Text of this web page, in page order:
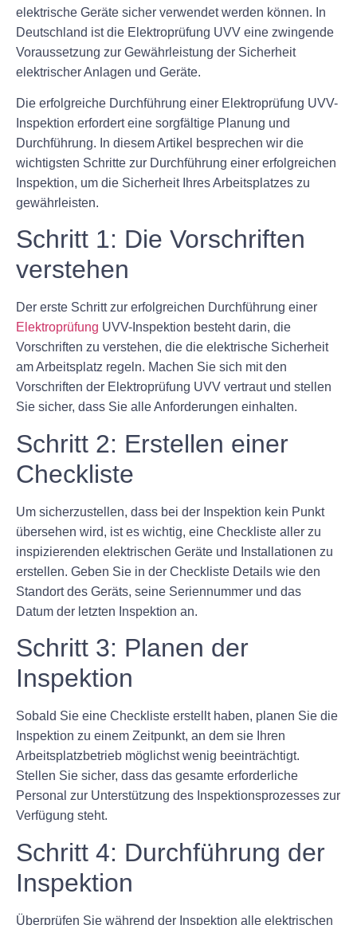
elektrische Geräte sicher verwendet werden können. In
Deutschland ist die Elektroprüfung UVV eine zwingende
Voraussetzung zur Gewährleistung der Sicherheit
elektrischer Anlagen und Geräte.
Die erfolgreiche Durchführung einer Elektroprüfung UVV-
Inspektion erfordert eine sorgfältige Planung und
Durchführung. In diesem Artikel besprechen wir die
wichtigsten Schritte zur Durchführung einer erfolgreichen
Inspektion, um die Sicherheit Ihres Arbeitsplatzes zu
gewährleisten.
Schritt 1: Die Vorschriften
verstehen
Der erste Schritt zur erfolgreichen Durchführung einer
Elektroprüfung UVV-Inspektion besteht darin, die
Vorschriften zu verstehen, die die elektrische Sicherheit
am Arbeitsplatz regeln. Machen Sie sich mit den
Vorschriften der Elektroprüfung UVV vertraut und stellen
Sie sicher, dass Sie alle Anforderungen einhalten.
Schritt 2: Erstellen einer
Checkliste
Um sicherzustellen, dass bei der Inspektion kein Punkt
übersehen wird, ist es wichtig, eine Checkliste aller zu
inspizierenden elektrischen Geräte und Installationen zu
erstellen. Geben Sie in der Checkliste Details wie den
Standort des Geräts, seine Seriennummer und das
Datum der letzten Inspektion an.
Schritt 3: Planen der
Inspektion
Sobald Sie eine Checkliste erstellt haben, planen Sie die
Inspektion zu einem Zeitpunkt, an dem sie Ihren
Arbeitsplatzbetrieb möglichst wenig beeinträchtigt.
Stellen Sie sicher, dass das gesamte erforderliche
Personal zur Unterstützung des Inspektionsprozesses zur
Verfügung steht.
Schritt 4: Durchführung der
Inspektion
Überprüfen Sie während der Inspektion alle elektrischen